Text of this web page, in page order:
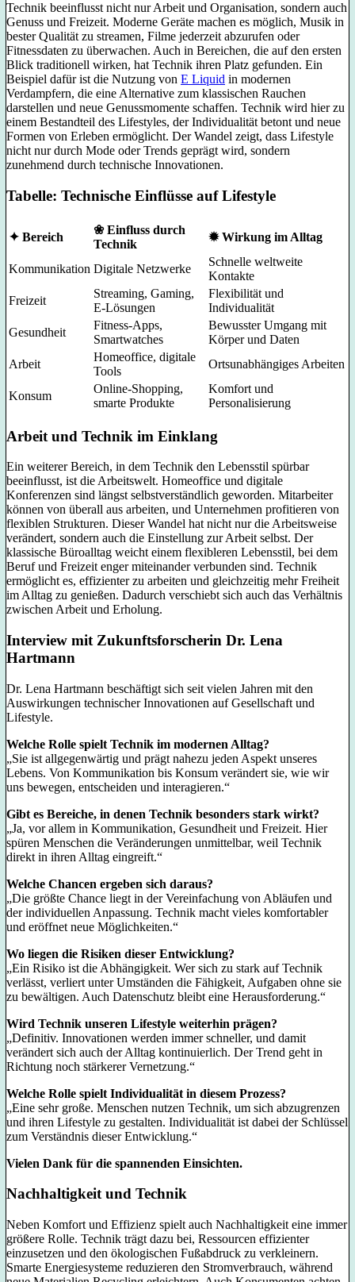
Technik beeinflusst nicht nur Arbeit und Organisation, sondern auch
Genuss und Freizeit. Moderne Geräte machen es möglich, Musik in
bester Qualität zu streamen, Filme jederzeit abzurufen oder
Fitnessdaten zu überwachen. Auch in Bereichen, die auf den ersten
Blick traditionell wirken, hat Technik ihren Platz gefunden. Ein
Beispiel dafür ist die Nutzung von E Liquid in modernen
Verdampfern, die eine Alternative zum klassischen Rauchen
darstellen und neue Genussmomente schaffen. Technik wird hier zu
einem Bestandteil des Lifestyles, der Individualität betont und neue
Formen von Erleben ermöglicht. Der Wandel zeigt, dass Lifestyle
nicht nur durch Mode oder Trends geprägt wird, sondern
zunehmend durch technische Innovationen.
Tabelle: Technische Einflüsse auf Lifestyle
✦ Bereich
❀ Einfluss durch
Technik
✹ Wirkung im Alltag
Kommunikation Digitale Netzwerke
Schnelle weltweite
Kontakte
Freizeit
Streaming, Gaming,
E-Lösungen
Flexibilität und
Individualität
Gesundheit
Fitness-Apps,
Smartwatches
Bewusster Umgang mit
Körper und Daten
Arbeit
Homeoffice, digitale
Tools
Ortsunabhängiges Arbeiten
Konsum
Online-Shopping,
smarte Produkte
Komfort und
Personalisierung
Arbeit und Technik im Einklang
Ein weiterer Bereich, in dem Technik den Lebensstil spürbar
beeinflusst, ist die Arbeitswelt. Homeoffice und digitale
Konferenzen sind längst selbstverständlich geworden. Mitarbeiter
können von überall aus arbeiten, und Unternehmen profitieren von
flexiblen Strukturen. Dieser Wandel hat nicht nur die Arbeitsweise
verändert, sondern auch die Einstellung zur Arbeit selbst. Der
klassische Büroalltag weicht einem flexibleren Lebensstil, bei dem
Beruf und Freizeit enger miteinander verbunden sind. Technik
ermöglicht es, effizienter zu arbeiten und gleichzeitig mehr Freiheit
im Alltag zu genießen. Dadurch verschiebt sich auch das Verhältnis
zwischen Arbeit und Erholung.
Interview mit Zukunftsforscherin Dr. Lena
Hartmann
Dr. Lena Hartmann beschäftigt sich seit vielen Jahren mit den
Auswirkungen technischer Innovationen auf Gesellschaft und
Lifestyle.
Welche Rolle spielt Technik im modernen Alltag?
„Sie ist allgegenwärtig und prägt nahezu jeden Aspekt unseres
Lebens. Von Kommunikation bis Konsum verändert sie, wie wir
uns bewegen, entscheiden und interagieren.“
Gibt es Bereiche, in denen Technik besonders stark wirkt?
„Ja, vor allem in Kommunikation, Gesundheit und Freizeit. Hier
spüren Menschen die Veränderungen unmittelbar, weil Technik
direkt in ihren Alltag eingreift.“
Welche Chancen ergeben sich daraus?
„Die größte Chance liegt in der Vereinfachung von Abläufen und
der individuellen Anpassung. Technik macht vieles komfortabler
und eröffnet neue Möglichkeiten.“
Wo liegen die Risiken dieser Entwicklung?
„Ein Risiko ist die Abhängigkeit. Wer sich zu stark auf Technik
verlässt, verliert unter Umständen die Fähigkeit, Aufgaben ohne sie
zu bewältigen. Auch Datenschutz bleibt eine Herausforderung.“
Wird Technik unseren Lifestyle weiterhin prägen?
„Definitiv. Innovationen werden immer schneller, und damit
verändert sich auch der Alltag kontinuierlich. Der Trend geht in
Richtung noch stärkerer Vernetzung.“
Welche Rolle spielt Individualität in diesem Prozess?
„Eine sehr große. Menschen nutzen Technik, um sich abzugrenzen
und ihren Lifestyle zu gestalten. Individualität ist dabei der Schlüssel
zum Verständnis dieser Entwicklung.“
Vielen Dank für die spannenden Einsichten.
Nachhaltigkeit und Technik
Neben Komfort und Effizienz spielt auch Nachhaltigkeit eine immer
größere Rolle. Technik trägt dazu bei, Ressourcen effizienter
einzusetzen und den ökologischen Fußabdruck zu verkleinern.
Smarte Energiesysteme reduzieren den Stromverbrauch, während